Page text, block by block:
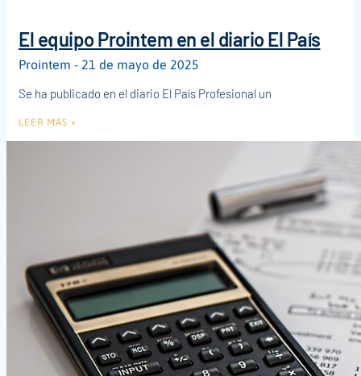
El equipo Prointem en el diario El País
Prointem
21 de mayo de 2025
Se ha publicado en el diario El País Profesional un
LEER MÁS »